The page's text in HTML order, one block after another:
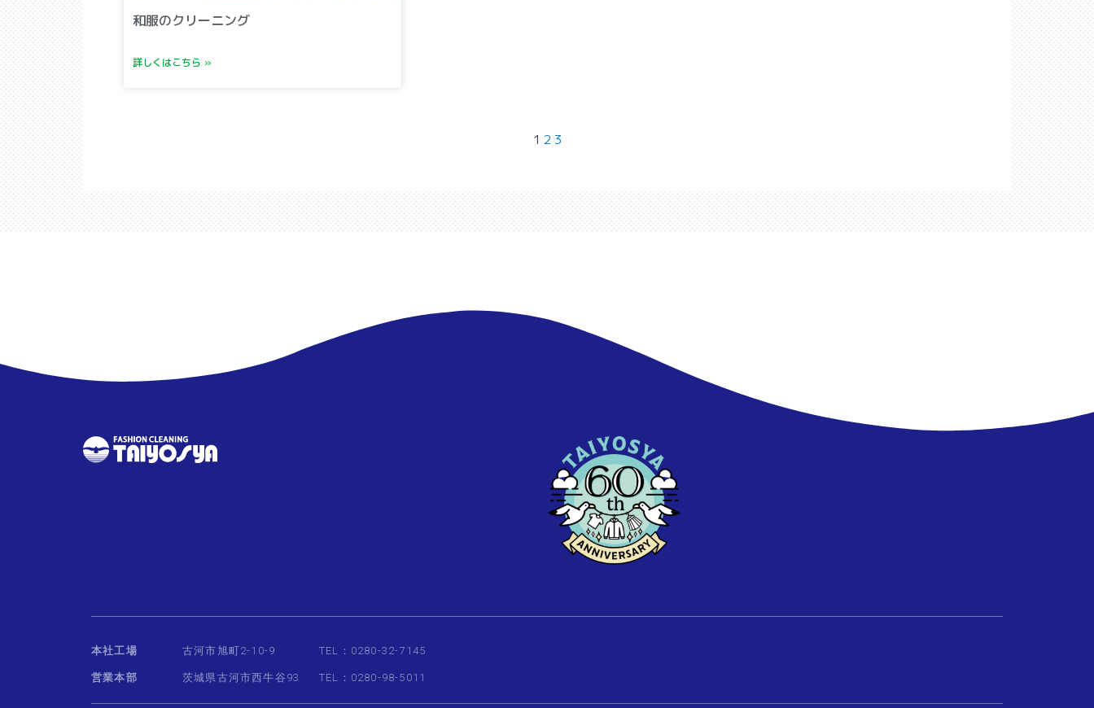
和服のクリーニング
詳しくはこちら »
1 2 3
本社工場 古河市旭町2-10-9 TEL：0280-32-7145
営業本部 茨城県古河市西牛谷93 TEL：0280-98-5011